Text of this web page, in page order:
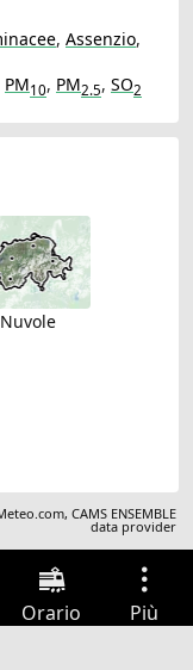
, Assenzio,
PM10, PM2.5, SO2
Nuvole
,CAMS ENSEMBLE
data provider
Orario Più